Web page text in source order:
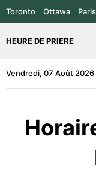
Toronto Ottawa Paris
HEURE DE PRIERE
Vendredi, 07 Août 2026